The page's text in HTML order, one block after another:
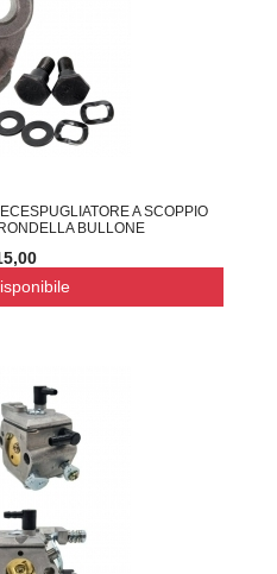
A SCOPPIO
BULLONE